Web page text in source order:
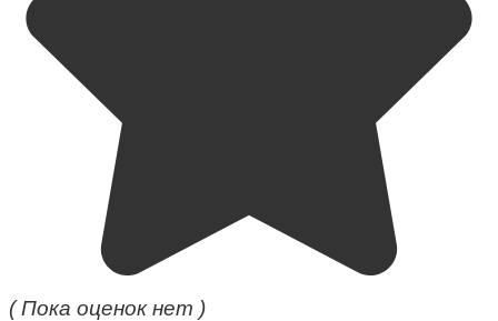
( Пока оценок нет )